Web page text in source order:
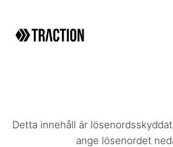
content
Detta innehåll är
ange lösenordet